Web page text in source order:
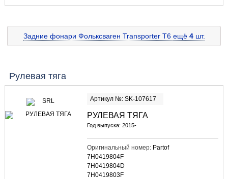
Задние фонари Фольксваген Transporter T6 ещё 4шт.
Рулевая тяга
Артикул №: SK-107617
РУЛЕВАЯ ТЯГА
Год выпуска: 2015-
Оригинальный номер: Partof
7H0419804F
7H0419804D
7H0419803F